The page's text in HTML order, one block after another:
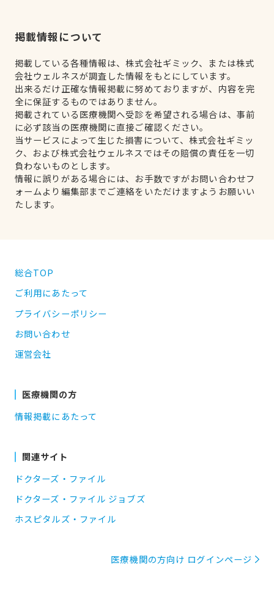
掲載情報について
掲載している各種情報は、株式会社ギミック、または株式
会社ウェルネスが調査した情報をもとにしています。
出来るだけ正確な情報掲載に努めておりますが、内容を完
全に保証するものではありません。
掲載されている医療機関へ受診を希望される場合は、事前
に必ず該当の医療機関に直接ご確認ください。
当サービスによって生じた損害について、株式会社ギミッ
ク、および株式会社ウェルネスではその賠償の責任を一切
負わないものとします。
情報に誤りがある場合には、お手数ですがお問い合わせフ
ォームより編集部までご連絡をいただけますようお願いい
たします。
総合TOP
ご利用にあたって
プライバシーポリシー
お問い合わせ
運営会社
医療機関の方
情報掲載にあたって
関連サイト
ドクターズ・ファイル
ドクターズ・ファイル ジョブズ
ホスピタルズ・ファイル
医療機関の方向け ログインページ